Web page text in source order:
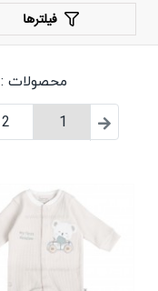
فیلترها
محصولات : ۲۶۱
1
2